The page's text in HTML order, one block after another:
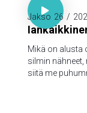

Jakso 26 /
Mikä on alusta
silmin
siitä me